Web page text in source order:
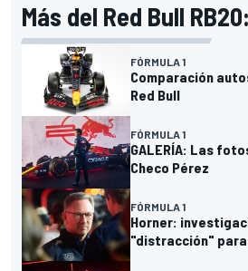
Más del Red Bull RB20:
FÓRMULA 1
Comparación
Red Bull
FÓRMULA 1
GALERÍA: Las
Checo Pérez
FÓRMULA 1
Horner:
"distracción" para